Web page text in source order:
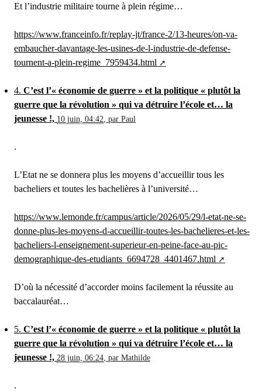
Et l’industrie militaire tourne à plein régime…
https://www.franceinfo.fr/replay-jt/france-2/13-heures/on-va-
embaucher-davantage-les-usines-de-l-industrie-de-defense-
tournent-a-plein-regime_7959434.html
4. C’est l’« économie de guerre » et la politique « plutôt la
guerre que la révolution » qui va détruire l’école et… la
jeunesse !, 10 juin, 04:42 par Paul
.
L’Etat ne se donnera plus les moyens d’accueillir tous les
bacheliers et toutes les bachelières à l’université…
https://www.lemonde.fr/campus/article/2026/05/29/l-etat-ne-se-
donne-plus-les-moyens-d-accueillir-toutes-les-bachelieres-et-les-
bacheliers-l-enseignement-superieur-en-peine-face-au-pic-
demographique-des-etudiants_6694728_4401467.html
D’où la nécessité d’accorder moins facilement la réussite au
baccalauréat…
5. C’est l’« économie de guerre » et la politique « plutôt la
guerre que la révolution » qui va détruire l’école et… la
jeunesse !, 28 juin, 06:24 par Mathilde
.